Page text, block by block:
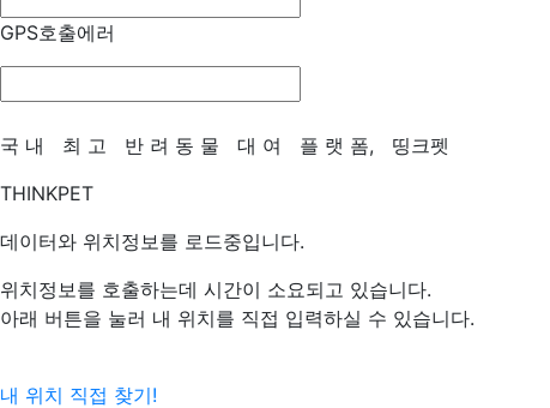
GPS호출에러
국 내 최 고 반 려 동 물 대 여 플 랫 폼,
띵크펫
THINKPET
데이터와 위치정보를 로드중입니다.
위치정보를 호출하는데 시간이 소요되고 있습니다.
아래 버튼을 눌러 내 위치를 직접 입력하실 수 있습니다.
내 위치 직접 찾기!